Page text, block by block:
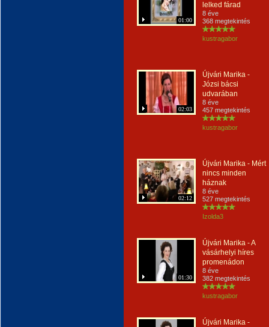
01:00
lelked fárad
8 éve
368 megtekintés
kustragabor
02:03
Újvári Marika -
Józsi bácsi
udvarában
8 éve
457 megtekintés
kustragabor
02:12
Újvári Marika - Mért
nincs minden
háznak
8 éve
527 megtekintés
Izolda3
01:30
Újvári Marika - A
vásárhelyi híres
promenádon
8 éve
382 megtekintés
kustragabor
Újvári Marika -